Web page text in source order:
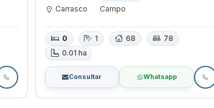
Carrasco Campo
0 1 68
78
0.01 ha
Consultar Whatsapp